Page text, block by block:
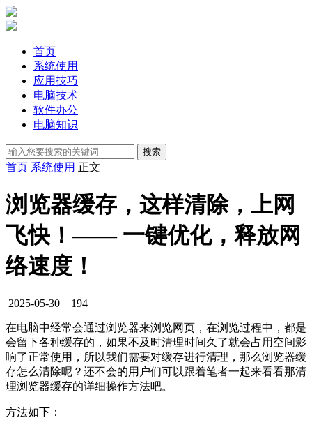
首页
系统使用
应用技巧
电脑技术
软件办公
电脑知识
首页 系统使用 正文
浏览器缓存，这样清除，上网
飞快！—— 一键优化，释放网
络速度！
2025-05-30 194
在电脑中经常会通过浏览器来浏览网页，在浏览过程中，都是
会留下各种缓存的，如果不及时清理时间久了就会占用空间影
响了正常使用，所以我们需要对缓存进行清理，那么浏览器缓
存怎么清除呢？还不会的用户们可以跟着笔者一起来看看那清
理浏览器缓存的详细操作方法吧。
方法如下：